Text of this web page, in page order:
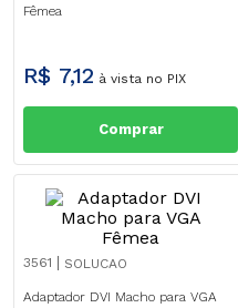
Fêmea
R$ 7,12 à vista no PIX
Comprar
3561 SOLUCAO
Adaptador DVI Macho para VGA